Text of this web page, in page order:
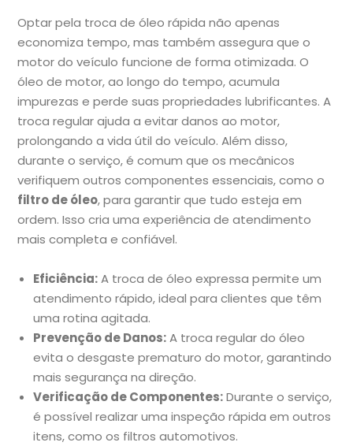
Optar pela troca de óleo rápida não apenas
economiza tempo, mas também assegura que o
motor do veículo funcione de forma otimizada. O
óleo de motor, ao longo do tempo, acumula
impurezas e perde suas propriedades lubrificantes. A
troca regular ajuda a evitar danos ao motor,
prolongando a vida útil do veículo. Além disso,
durante o serviço, é comum que os mecânicos
verifiquem outros componentes essenciais, como o
filtro de óleo, para garantir que tudo esteja em
ordem. Isso cria uma experiência de atendimento
mais completa e confiável.
Eficiência:A troca de óleo expressa permite um
atendimento rápido, ideal para clientes que têm
uma rotina agitada.
Prevenção de Danos:A troca regular do óleo
evita o desgaste prematuro do motor, garantindo
mais segurança na direção.
Verificação de Componentes:Durante o serviço,
é possível realizar uma inspeção rápida em outros
itens, como os filtros automotivos.